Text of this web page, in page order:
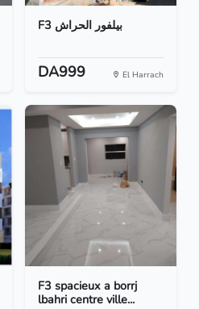
F3 بيلفور الحراش
DA999 El Harrach
F3 spacieux a borrj
lbahri centre ville...